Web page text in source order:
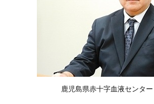
鹿児島県赤十字血液セン